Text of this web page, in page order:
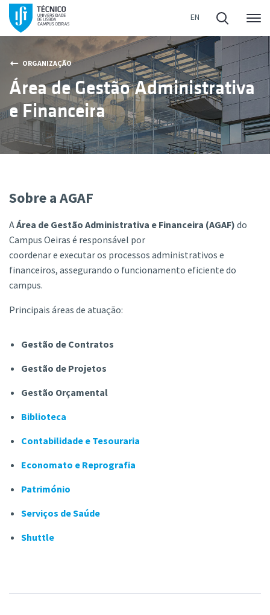
ORGANIZAÇÃO
Área de Gestão Administrativa
e Financeira
Sobre a AGAF
AÁrea de Gestão Administrativa e Financeira (AGAF) do
Campus Oeiras é responsável por
coordenar e executar os processos administrativos e
financeiros, assegurando o funcionamento eficiente do
campus.
Principais áreas de atuação:
Gestão de Contratos
Gestão de Projetos
Gestão Orçamental
Biblioteca
Contabilidade e Tesouraria
Economato e Reprografia
Património
Serviços de Saúde
Shuttle